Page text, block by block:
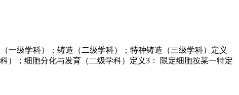
一级学科）；铸造（二级学科）；特种铸造（三级学科）定义
）；细胞分化与发育（二级学科）定义3： 限定细胞按某一特定